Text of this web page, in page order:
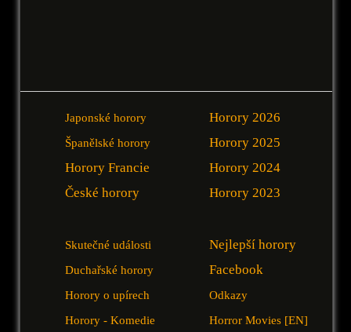
Japonské horory
Španělské horory
Horory Francie
České horory
Horory 2026
Horory 2025
Horory 2024
Horory 2023
Skutečné události
Duchařské horory
Horory o upírech
Horory - Komedie
Nejlepší horory
Facebook
Odkazy
Horror Movies [EN]